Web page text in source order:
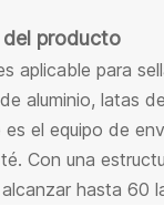
producto
aplicable para
aluminio, latas
es el equipo de
Con una
hasta 60